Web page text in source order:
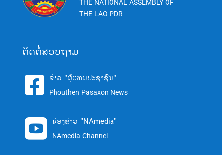
THE NATIONAL ASSEMBLY OF
THE LAO PDR
ຕິດຕໍ່ສອບຖາມ
 ຂ່າວ "ຜູ້ແທນປະຊາຊົນ"
Phouthen Pasaxon News
 ຊ່ອງຂ່າວ "NAmedia"
NAmedia Channel